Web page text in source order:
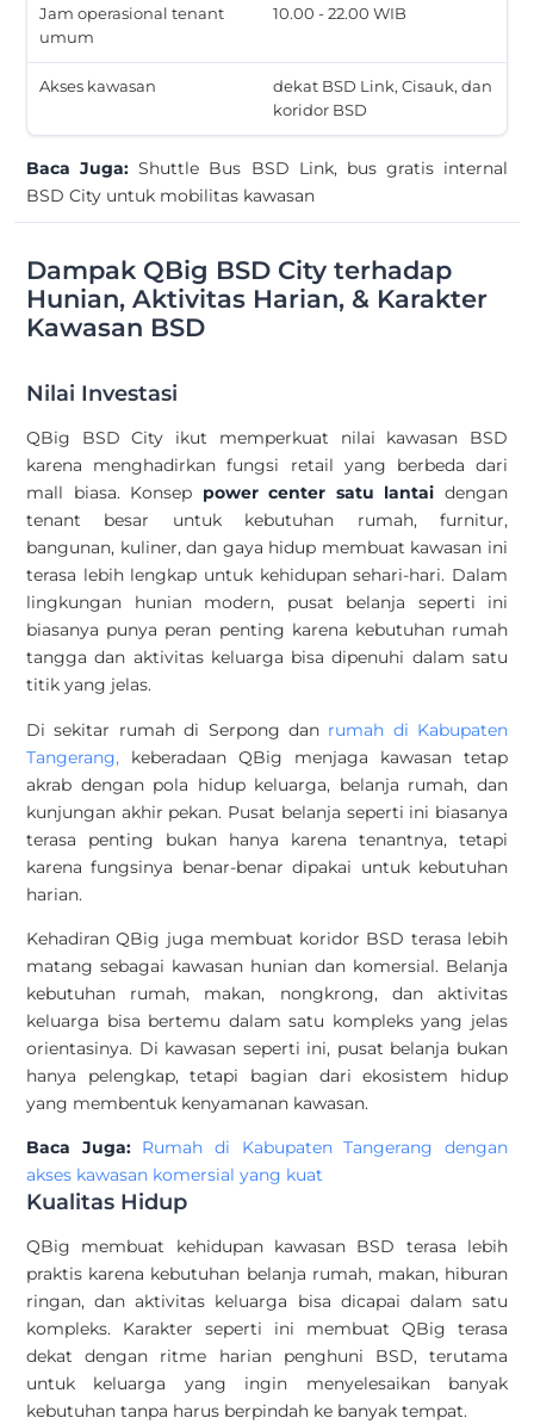
Jam operasional tenant
umum
10.00 - 22.00 WIB
Akses kawasan
dekat BSD Link, Cisauk, dan
koridor BSD
Baca Juga: Shuttle Bus BSD Link, bus gratis internal
BSD City untuk mobilitas kawasan
Dampak QBig BSD City terhadap
Hunian, Aktivitas Harian, & Karakter
Kawasan BSD
Nilai Investasi
QBig BSD City ikut memperkuat nilai kawasan BSD
karena menghadirkan fungsi retail yang berbeda dari
mall biasa. Konsep power center satu lantai dengan
tenant besar untuk kebutuhan rumah, furnitur,
bangunan, kuliner, dan gaya hidup membuat kawasan ini
terasa lebih lengkap untuk kehidupan sehari-hari. Dalam
lingkungan hunian modern, pusat belanja seperti ini
biasanya punya peran penting karena kebutuhan rumah
tangga dan aktivitas keluarga bisa dipenuhi dalam satu
titik yang jelas.
Di sekitar rumah di Serpong dan rumah di Kabupaten
Tangerang, keberadaan QBig menjaga kawasan tetap
akrab dengan pola hidup keluarga, belanja rumah, dan
kunjungan akhir pekan. Pusat belanja seperti ini biasanya
terasa penting bukan hanya karena tenantnya, tetapi
karena fungsinya benar-benar dipakai untuk kebutuhan
harian.
Kehadiran QBig juga membuat koridor BSD terasa lebih
matang sebagai kawasan hunian dan komersial. Belanja
kebutuhan rumah, makan, nongkrong, dan aktivitas
keluarga bisa bertemu dalam satu kompleks yang jelas
orientasinya. Di kawasan seperti ini, pusat belanja bukan
hanya pelengkap, tetapi bagian dari ekosistem hidup
yang membentuk kenyamanan kawasan.
Baca Juga: Rumah di Kabupaten Tangerang dengan
akses kawasan komersial yang kuat
Kualitas Hidup
QBig membuat kehidupan kawasan BSD terasa lebih
praktis karena kebutuhan belanja rumah, makan, hiburan
ringan, dan aktivitas keluarga bisa dicapai dalam satu
kompleks. Karakter seperti ini membuat QBig terasa
dekat dengan ritme harian penghuni BSD, terutama
untuk keluarga yang ingin menyelesaikan banyak
kebutuhan tanpa harus berpindah ke banyak tempat.